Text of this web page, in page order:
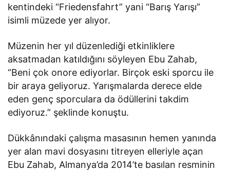
kentindeki “Friedensfahrt” yani “Barış Yarışı”
isimli müzede yer alıyor.
Müzenin her yıl düzenlediği etkinliklere
aksatmadan katıldığını söyleyen Ebu Zahab,
“Beni çok onore ediyorlar. Birçok eski sporcu ile
bir araya geliyoruz. Yarışmalarda derece elde
eden genç sporculara da ödüllerini takdim
ediyoruz.” şeklinde konuştu.
Dükkânındaki çalışma masasının hemen yanında
yer alan mavi dosyasını titreyen elleriyle açan
Ebu Zahab, Almanya’da 2014’te basılan resminin